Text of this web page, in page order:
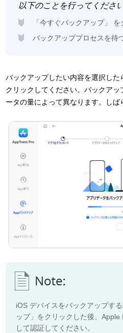
以下のことを行ってくださ
「今すぐバックアップ」 を
バックアッププロセスを待
バックアップしたい内容を選択し
クリックしてください。バックア
ータの量によって異なります。しば
iOS デバイスをバックアップす
ップ」をクリックした後、
して認証してください。